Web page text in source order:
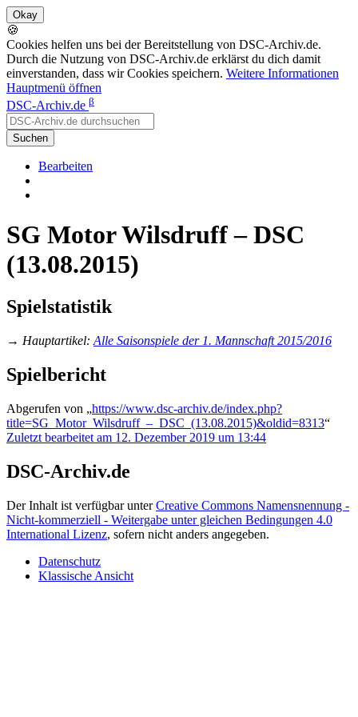
🍪
Cookies helfen uns bei der Bereitstellung von DSC-Archiv.de.
Durch die Nutzung von DSC-Archiv.de erklärst du dich damit
einverstanden, dass wir Cookies speichern. Weitere Informationen
Hauptmenü öffnen
DSC-Archiv.de β
Suchen
Bearbeiten
SG Motor Wilsdruff – DSC
(13.08.2015)
Spielstatistik
→ Hauptartikel: Alle Saisonspiele der 1. Mannschaft 2015/2016
Spielbericht
Abgerufen von „https://www.dsc-archiv.de/index.php?
title=SG_Motor_Wilsdruff_–_DSC_(13.08.2015)&oldid=8313“
Zuletzt bearbeitet am 12. Dezember 2019 um 13:44
DSC-Archiv.de
Der Inhalt ist verfügbar unterCreative Commons Namensnennung -
Nicht-kommerziell - Weitergabe unter gleichen Bedingungen 4.0
International Lizenz, sofern nicht anders angegeben.
Datenschutz
Klassische Ansicht